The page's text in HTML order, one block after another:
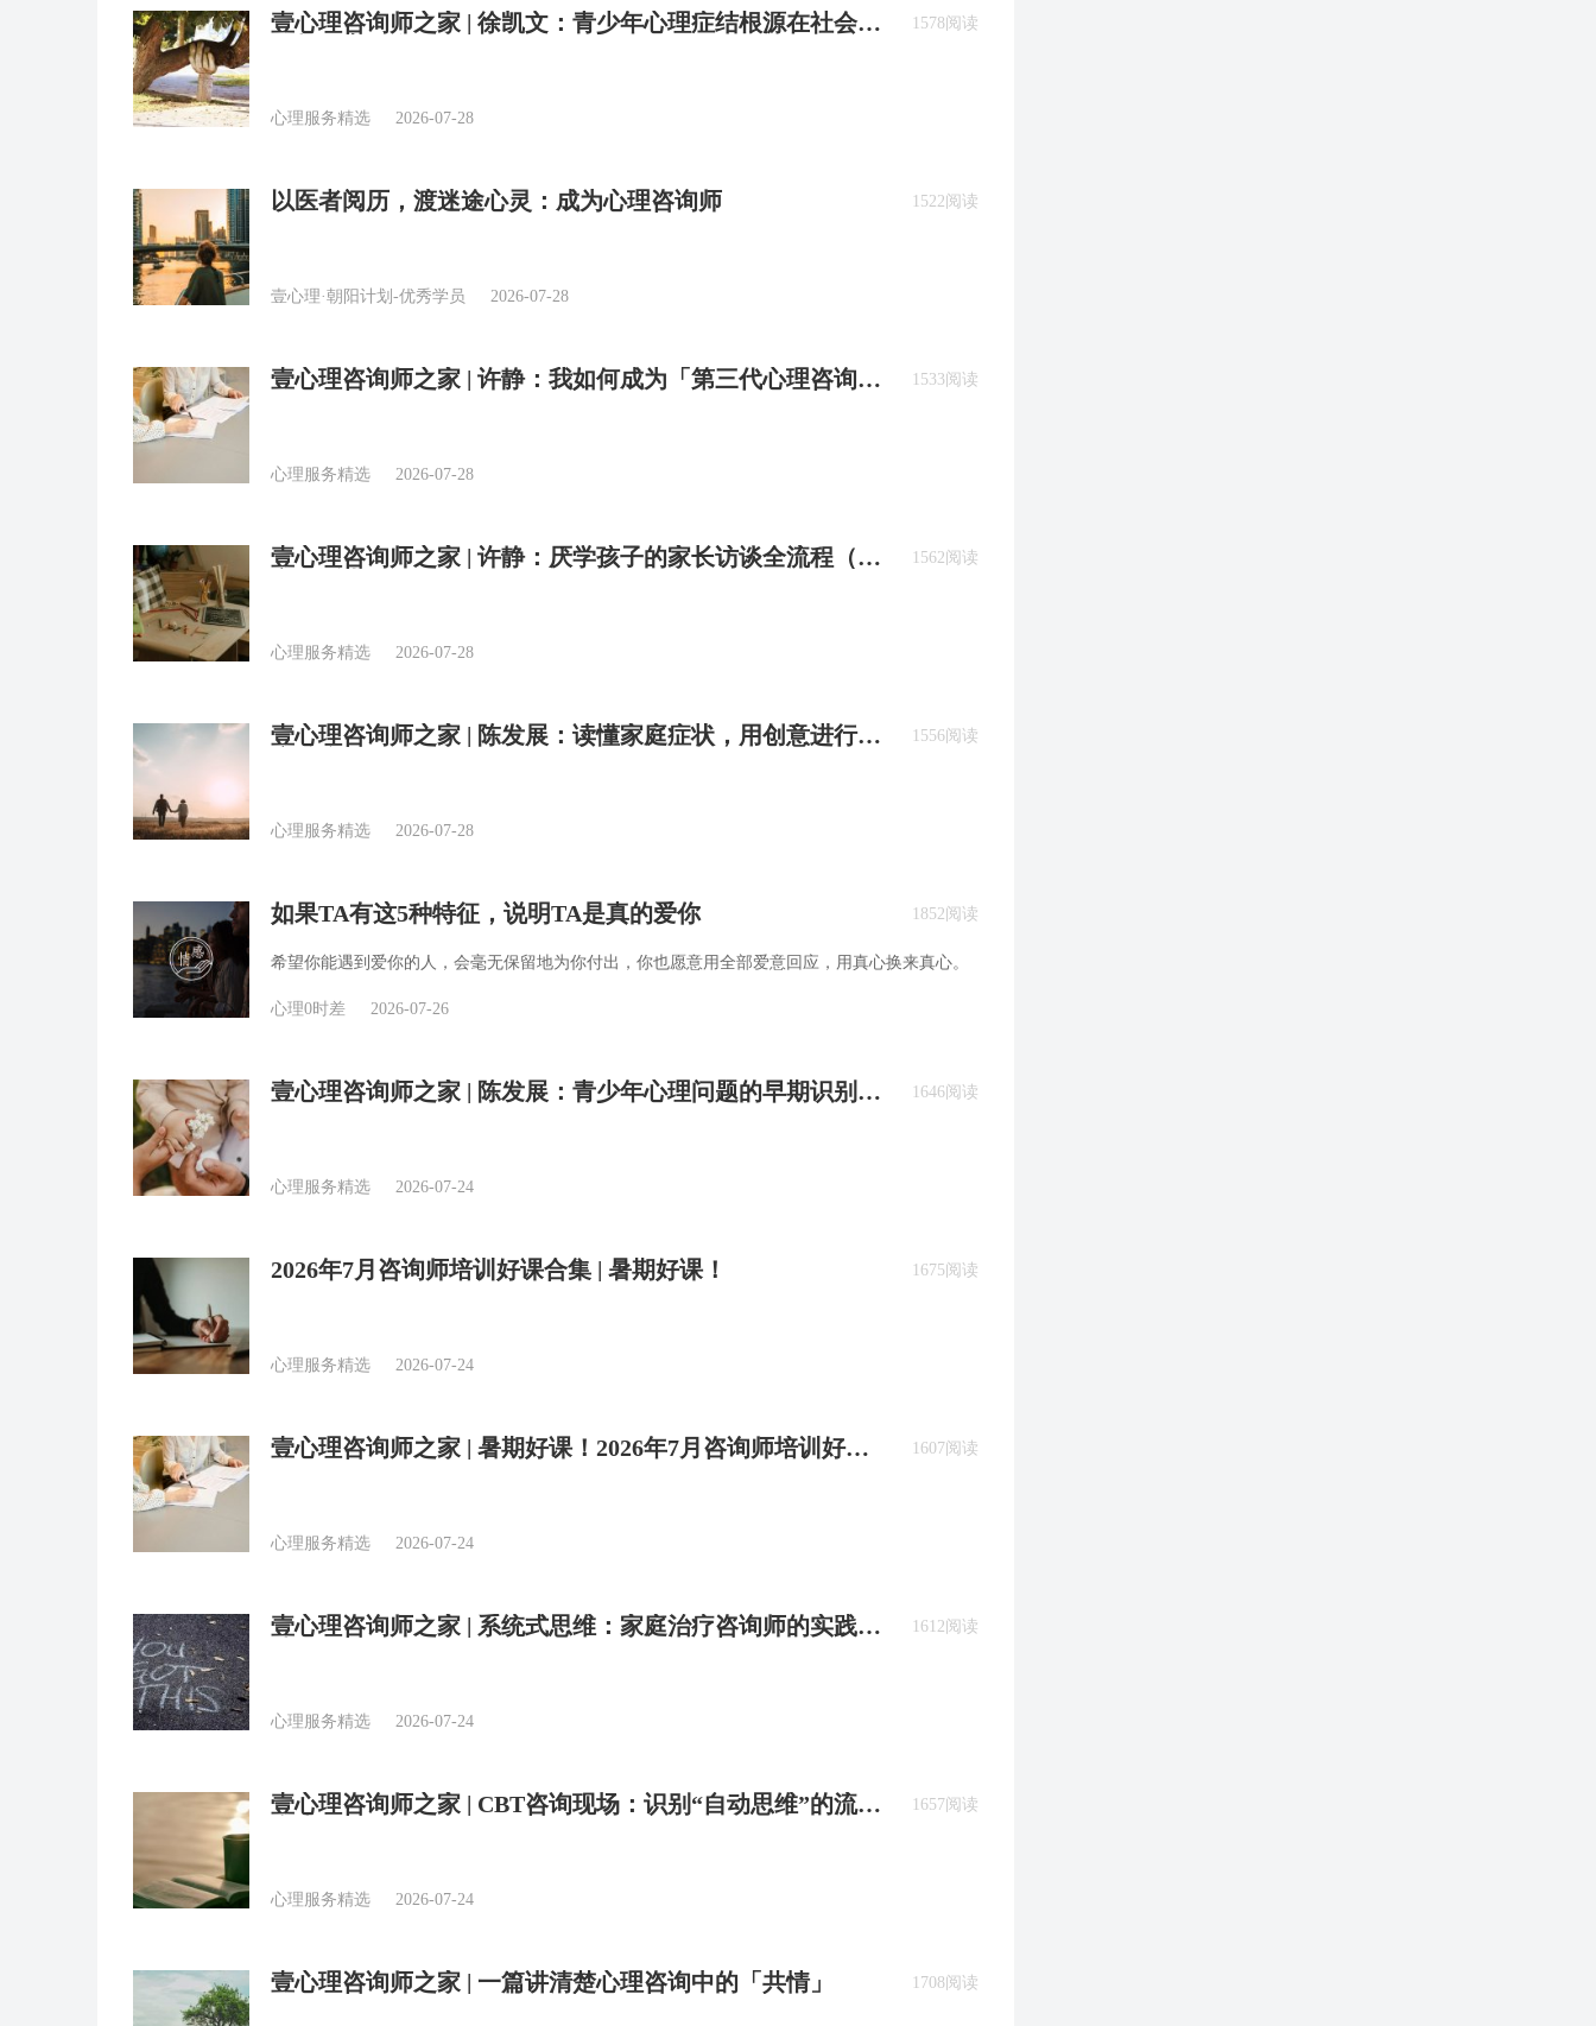
壹心理咨询师之家 | 徐凯文：青少年心理症结根源在社会内
心理服务精选 2026-07-28
1578阅读
以医者阅历，渡迷途心灵：成为心理咨询师
壹心理·朝阳计划-优秀学员 2026-07-28
1522阅读
壹心理咨询师之家 | 许静：我如何成为「第三代心理咨询
心理服务精选 2026-07-28
1533阅读
壹心理咨询师之家 | 许静：厌学孩子的家长访谈全流程（含
心理服务精选 2026-07-28
1562阅读
壹心理咨询师之家 | 陈发展：读懂家庭症状，用创意进行家
心理服务精选 2026-07-28
1556阅读
如果TA有这5种特征，说明TA是真的爱你
希望你能遇到爱你的人，会毫无保留地为你付出，你也愿意用全部爱意回应，用真心换来真心。
心理0时差 2026-07-26
1852阅读
壹心理咨询师之家 | 陈发展：青少年心理问题的早期识别与
心理服务精选 2026-07-24
1646阅读
2026年7月咨询师培训好课合集 | 暑期好课！
心理服务精选 2026-07-24
1675阅读
壹心理咨询师之家 | 暑期好课！2026年7月咨询师培训好课
心理服务精选 2026-07-24
1607阅读
壹心理咨询师之家 | 系统式思维：家庭治疗咨询师的实践心
心理服务精选 2026-07-24
1612阅读
壹心理咨询师之家 | CBT咨询现场：识别“自动思维”的流程
心理服务精选 2026-07-24
1657阅读
壹心理咨询师之家 | 一篇讲清楚心理咨询中的「共情」 1708阅读